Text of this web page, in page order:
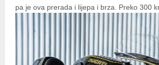
pa je ova prerada i lijepa i brza. Preko 300